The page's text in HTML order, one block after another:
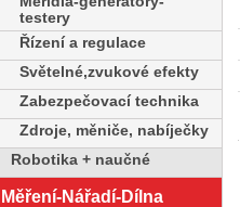
testery
Řízení a regulace
Světelné,zvukové efekty
Zabezpečovací technika
Zdroje, měniče, nabíječky
Robotika + naučné
Měření-Nářadí-Dílna